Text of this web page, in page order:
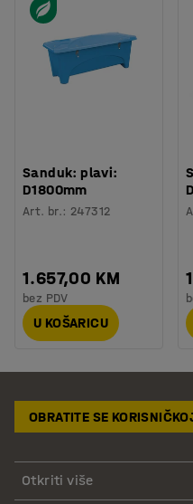
Sanduk: plavi:
D1800mm
Art. br.: 247312
1.657,00 KM
bez PDV
U KOŠARICU
OBRATITE SE
Otkriti više